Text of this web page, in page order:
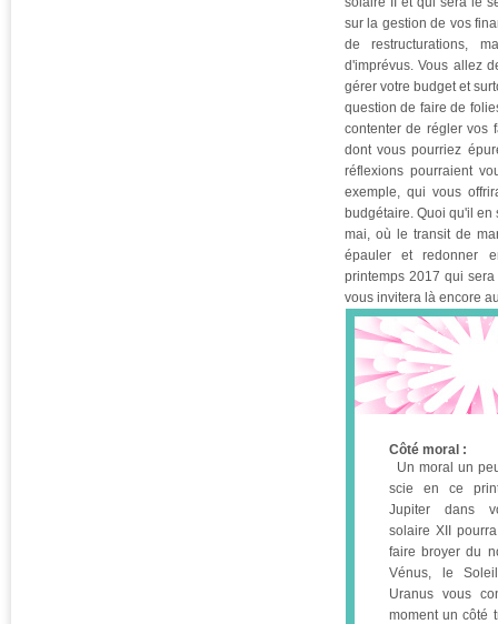
sur la gestion de vos
de restructurations,
d'imprévus. Vous allez
gérer votre budget et
question de faire de
contenter de régler vos
dont vous pourriez
réflexions pourraient
exemple, qui vous
budgétaire. Quoi qu'il
mai, où le transit de
épauler et redonner
printemps 2017 qui
vous invitera là encore
Côté moral :
Un moral un
scie en ce
Jupiter dans
solaire XII
faire broyer du
Vénus, le
Uranus vous
moment un côté